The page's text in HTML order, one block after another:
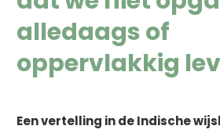
alledaags of
oppervlakkig
Een vertelling in de Indische